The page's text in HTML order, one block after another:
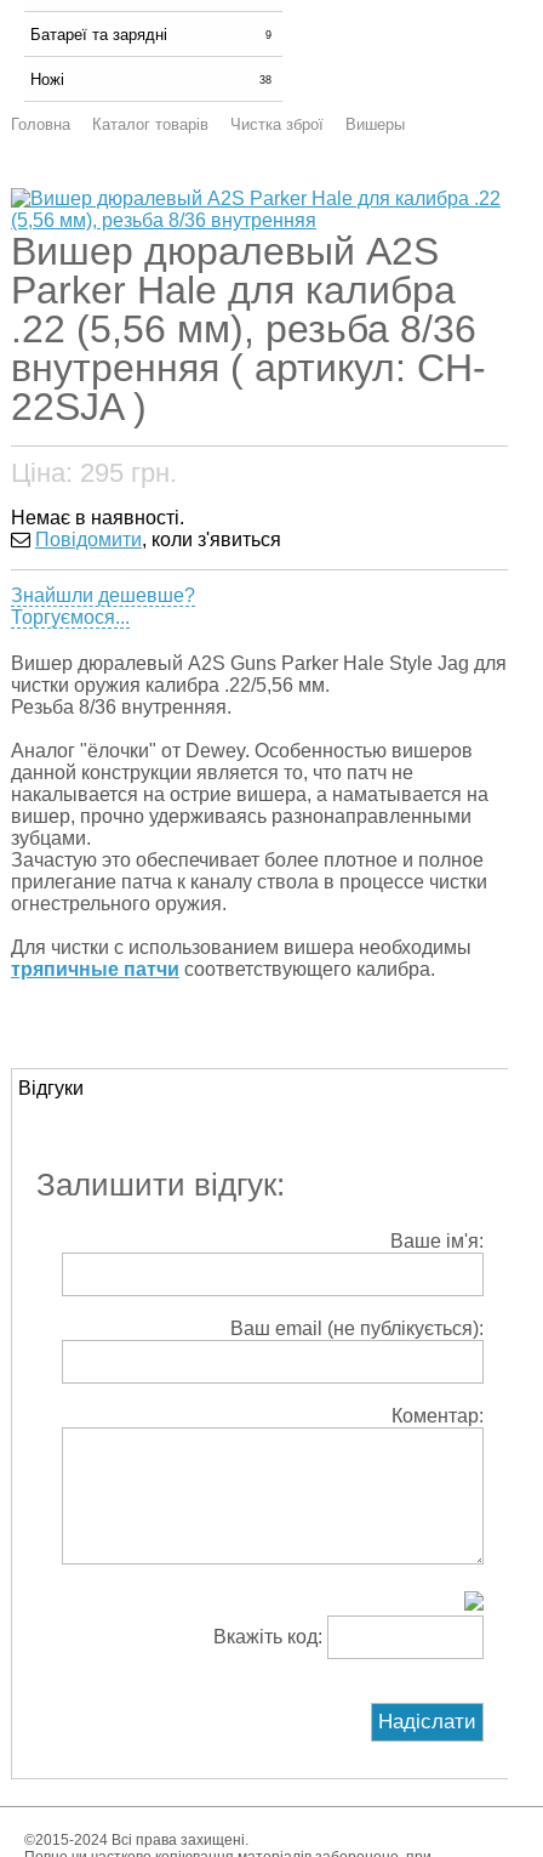
Батареї та зарядні 9
Ножі 38
Головна Каталог товарів Чистка зброї Вишеры
Вишер дюралевый A2S
Parker Hale для калибра
.22 (5,56 мм), резьба 8/36
внутренняя ( артикул: CH-
22SJA )
Ціна: 295 грн.
Немає в наявності.
Повідомити, коли з'явиться
Знайшли дешевше?
Торгуємося...
Вишер дюралевый A2S Guns Parker Hale Style Jag для
чистки оружия калибра .22/5,56 мм.
Резьба 8/36 внутренняя.
Аналог "ёлочки" от Dewey. Особенностью вишеров
данной конструкции является то, что патч не
накалывается на острие вишера, а наматывается на
вишер, прочно удерживаясь разнонаправленными
зубцами.
Зачастую это обеспечивает более плотное и полное
прилегание патча к каналу ствола в процессе чистки
огнестрельного оружия.
Для чистки с использованием вишера необходимы
тряпичные патчи соответствующего калибра.
Відгуки
Залишити відгук:
Ваше ім'я:
Ваш email (не публікується):
Коментар:
Вкажіть код:
©2015-2024 Всі права захищені.